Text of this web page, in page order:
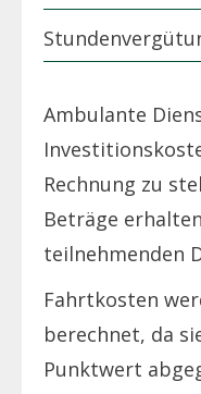
Ambulante
Rechnung zu
Beträge
teilnehmenden
Fahrtkosten
berechnet, da
Punktwert